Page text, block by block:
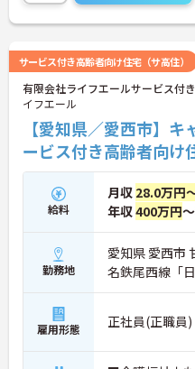
サービス付き高齢者向け住宅（サ高住）
有限会社ライフエールサービス付
イフエール
【愛知県／愛西市】
ービス付き高齢者向け
給料
月収 28.0万円
年収400万円
勤務地
愛知県 愛西市
名鉄尾西線「
雇用形態 正社員(正職員)